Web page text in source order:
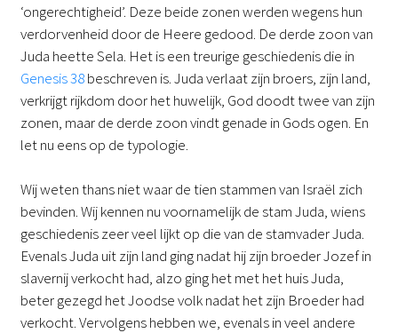
‘ongerechtigheid’. Deze beide zonen werden wegens hun
verdorvenheid door de Heere gedood. De derde zoon van
Juda heette Sela. Het is een treurige geschiedenis die in
Genesis 38beschreven is. Juda verlaat zijn broers, zijn land,
verkrijgt rijkdom door het huwelijk, God doodt twee van zijn
zonen, maar de derde zoon vindt genade in Gods ogen. En
let nu eens op de typologie.
Wij weten thans niet waar de tien stammen van Israël zich
bevinden. Wij kennen nu voornamelijk de stam Juda, wiens
geschiedenis zeer veel lijkt op die van de stamvader Juda.
Evenals Juda uit zijn land ging nadat hij zijn broeder Jozef in
slavernij verkocht had, alzo ging het met het huis Juda,
beter gezegd het Joodse volk nadat het zijn Broeder had
verkocht. Vervolgens hebben we, evenals in veel andere